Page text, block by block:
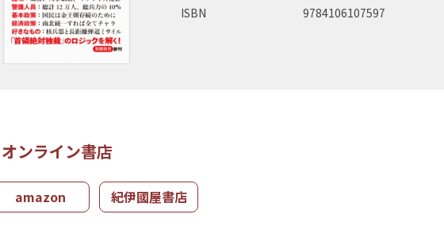
ISBN
9784106107597
オンライン書店
amazon 紀伊國屋書店